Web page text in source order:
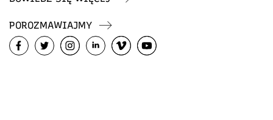
POROZMAWIAJMY